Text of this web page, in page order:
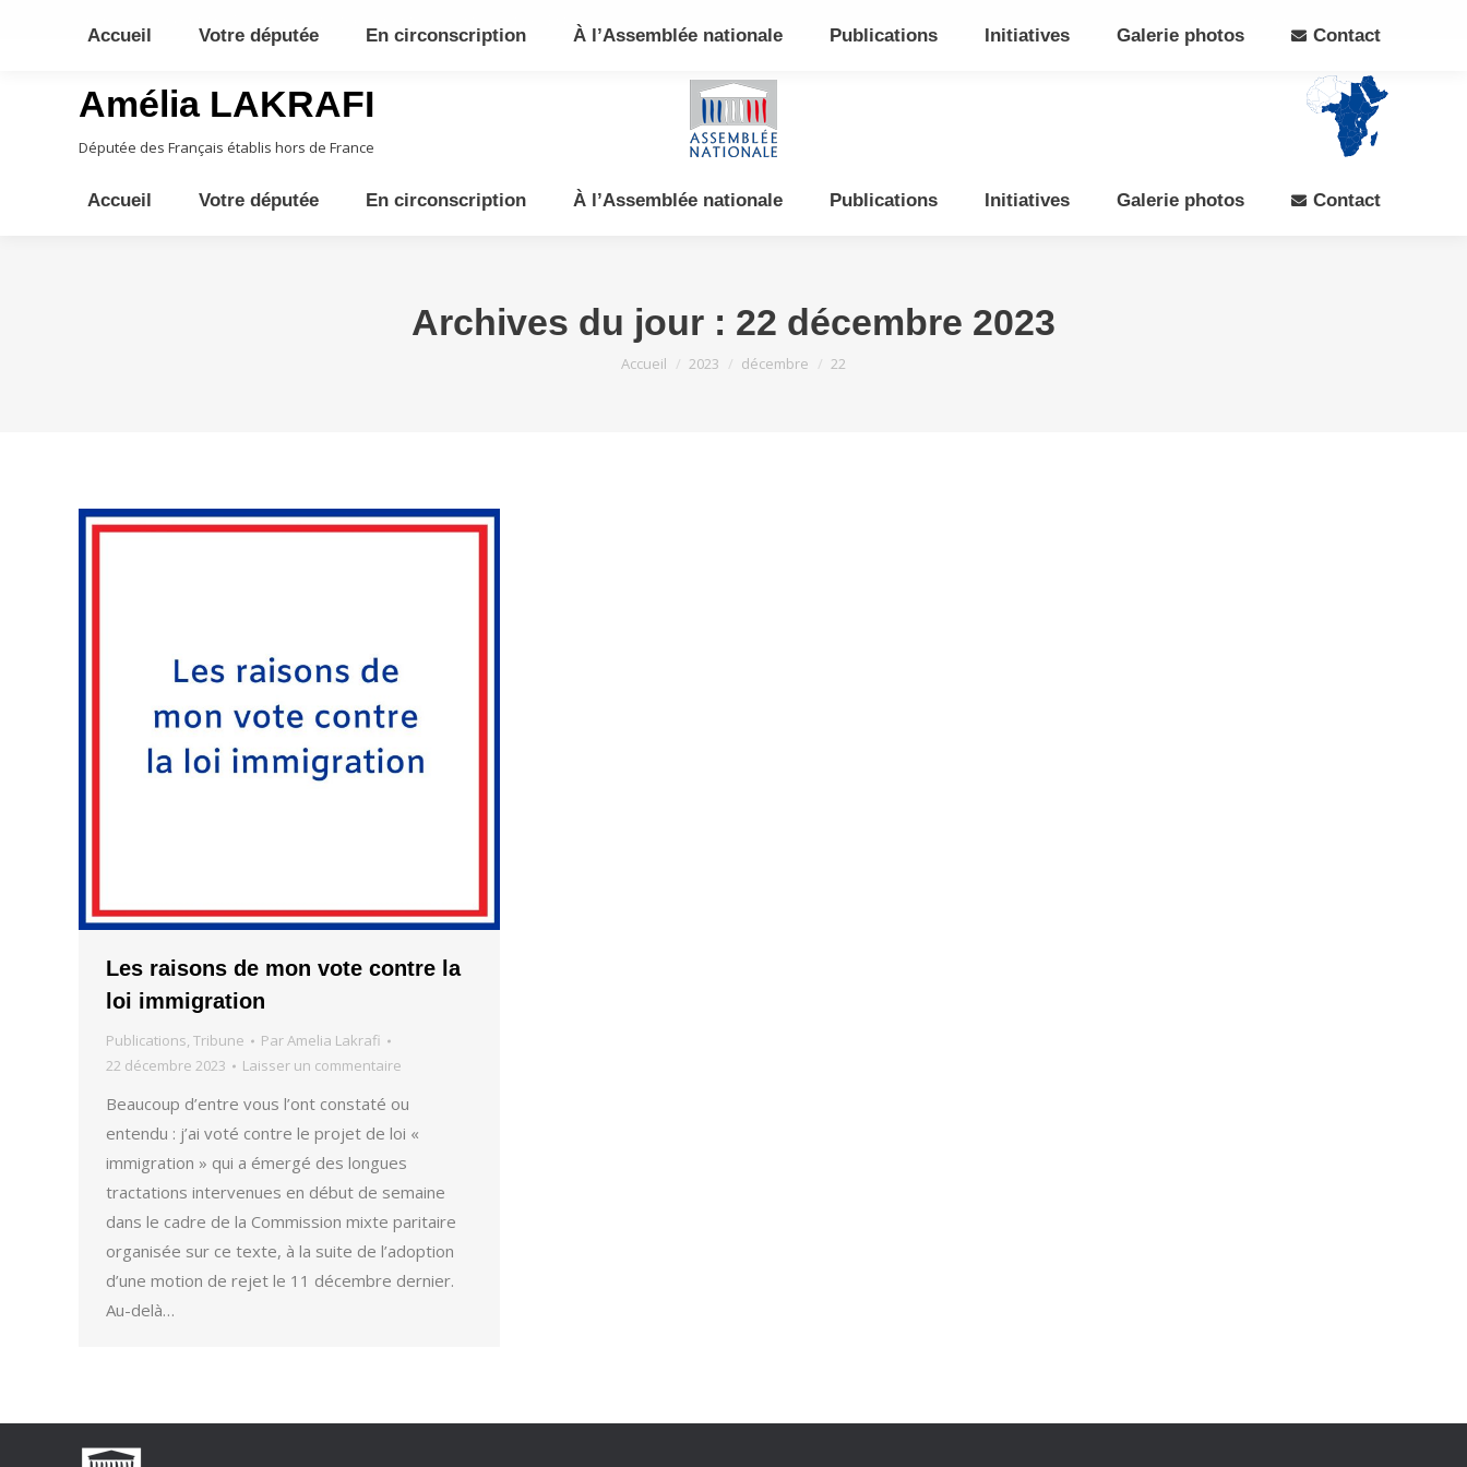
Facebook
opens
in
new
X
opens
in
new
Amélia LAKRAFI
Députée des Français établis hors de France
Accueil Votre députée En circonscription À l’Assemblée nationale Publications Initiatives Galerie photos Contact
Archives du jour : 22 décembre 2023
Vous êtes ici :
Accueil 2023 décembre 22
Les raisons de mon vote contre la
loi immigration
Publications, Tribune ParAmelia Lakrafi
22 décembre 2023
Laisser un commentaire
Beaucoup d’entre vous l’ont constaté ou
entendu : j’ai voté contre le projet de loi «
immigration » qui a émergé des longues
tractations intervenues en début de semaine
dans le cadre de la Commission mixte paritaire
organisée sur ce texte, à la suite de l’adoption
d’une motion de rejet le 11 décembre dernier.
Au-delà…
Accueil Votre députée En circonscription À l’Assemblée nationale Publications Initiatives Galerie photos Contact